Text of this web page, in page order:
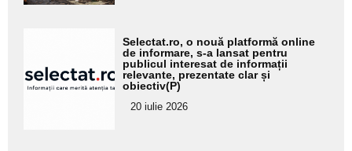
pentru
subtitlu
Selectat.ro, o nouă platformă online
de informare, s-a lansat pentru
publicul interesat de informații
relevante, prezentate clar și
obiectiv(P)
20 iulie 2026